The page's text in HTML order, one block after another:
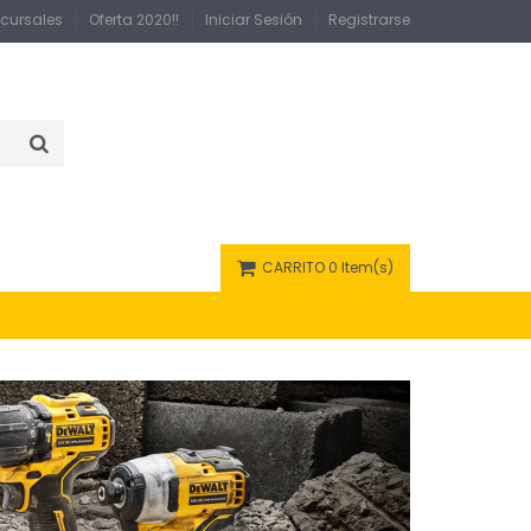
Oferta 2020!! Iniciar Sesión Registrarse
CARRITO 0 Item(s)